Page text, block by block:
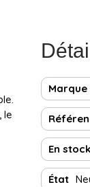
le
Marque
En stock
État